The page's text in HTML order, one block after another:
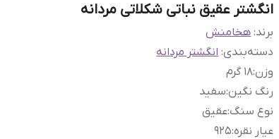
انگشتر عقیق نباتی شکلاتی مردانه
برند: هخامنش
دسته‌بندی:انگشتر مردانه
وزن:۱۸ گرم
رنگ نگین:سفید
نوع سنگ:عقیق
عیار نقره:
925